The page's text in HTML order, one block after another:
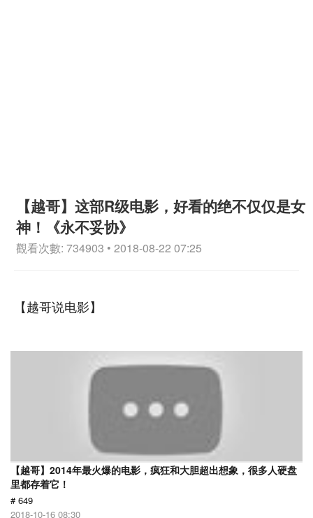
【越哥】这部R级电影，好看的绝不仅仅是女
神！《永不妥协》
觀看次數: 734903 • 2018-08-22 07:25
【越哥说电影】
【越哥】2014年最火爆的电影，疯狂和大胆超出想象，很多人硬盘
里都存着它！
# 649
2018-10-16 08:30